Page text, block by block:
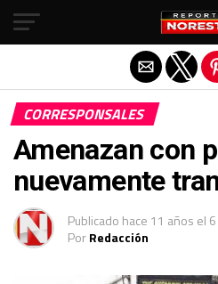
CORRESPONSALES
Amenazan con
nuevamente
Publicado hace 11 años el
PorRedacción
Salir de la